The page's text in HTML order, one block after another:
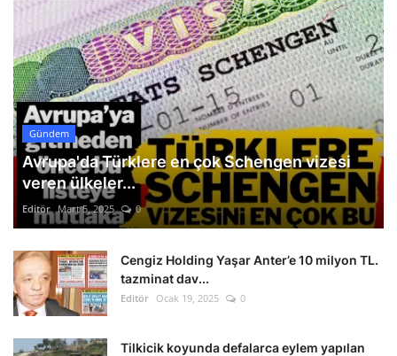
Gündem
Avrupa'da Türklere en çok Schengen vizesi
veren ülkeler...
Editör Mart 5, 2025 0
Cengiz Holding Yaşar Anter’e 10 milyon TL.
tazminat dav...
Editör Ocak 19, 2025 0
Tilkicik koyunda defalarca eylem yapılan